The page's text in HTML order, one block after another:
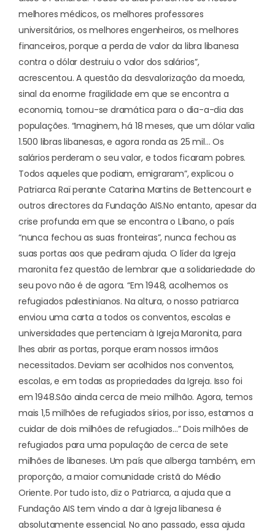
melhores médicos, os melhores professores
universitários, os melhores engenheiros, os melhores
financeiros, porque a perda de valor da libra libanesa
contra o dólar destruiu o valor dos salários”,
acrescentou. A questão da desvalorização da moeda,
sinal da enorme fragilidade em que se encontra a
economia, tornou-se dramática para o dia-a-dia das
populações. “Imaginem, há 18 meses, que um dólar valia
1.500 libras libanesas, e agora ronda as 25 mil… Os
salários perderam o seu valor, e todos ficaram pobres.
Todos aqueles que podiam, emigraram”, explicou o
Patriarca Raï perante Catarina Martins de Bettencourt e
outros directores da Fundação AIS.No entanto, apesar da
crise profunda em que se encontra o Líbano, o país
“nunca fechou as suas fronteiras”, nunca fechou as
suas portas aos que pediram ajuda. O líder da Igreja
maronita fez questão de lembrar que a solidariedade do
seu povo não é de agora. “Em 1948, acolhemos os
refugiados palestinianos. Na altura, o nosso patriarca
enviou uma carta a todos os conventos, escolas e
universidades que pertenciam à Igreja Maronita, para
lhes abrir as portas, porque eram nossos irmãos
necessitados. Deviam ser acolhidos nos conventos,
escolas, e em todas as propriedades da Igreja. Isso foi
em 1948.São ainda cerca de meio milhão. Agora, temos
mais 1,5 milhões de refugiados sírios, por isso, estamos a
cuidar de dois milhões de refugiados…” Dois milhões de
refugiados para uma população de cerca de sete
milhões de libaneses. Um país que alberga também, em
proporção, a maior comunidade cristã do Médio
Oriente. Por tudo isto, diz o Patriarca, a ajuda que a
Fundação AIS tem vindo a dar à Igreja libanesa é
absolutamente essencial. No ano passado, essa ajuda